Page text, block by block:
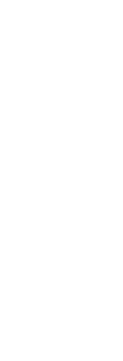
SINUMERIK,